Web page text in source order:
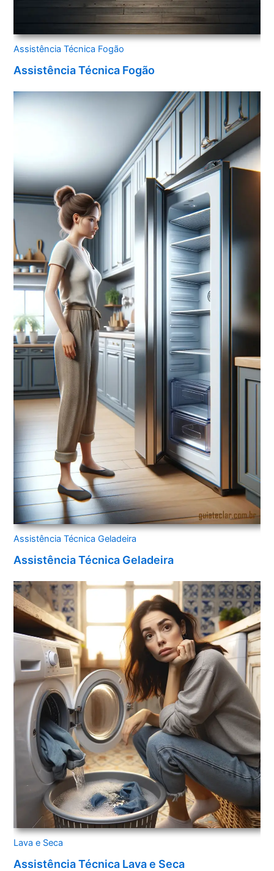
Assistência Técnica Fogão
Assistência Técnica Fogão
Assistência Técnica Geladeira
Assistência Técnica Geladeira
Lava e Seca
Assistência Técnica Lava e Seca